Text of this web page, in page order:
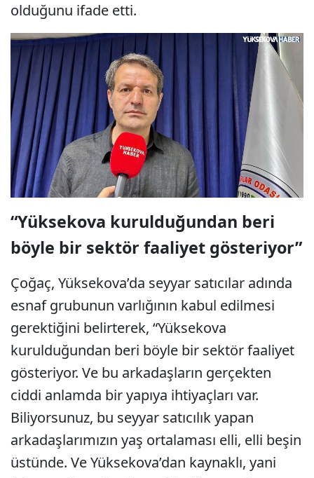
olduğunu ifade etti.
“Yüksekova kurulduğundan beri
böyle bir sektör faaliyet gösteriyor”
Çoğaç, Yüksekova’da seyyar satıcılar adında
esnaf grubunun varlığının kabul edilmesi
gerektiğini belirterek, “Yüksekova
kurulduğundan beri böyle bir sektör faaliyet
gösteriyor. Ve bu arkadaşların gerçekten
ciddi anlamda bir yapıya ihtiyaçları var.
Biliyorsunuz, bu seyyar satıcılık yapan
arkadaşlarımızın yaş ortalaması elli, elli beşin
üstünde. Ve Yüksekova’dan kaynaklı, yani